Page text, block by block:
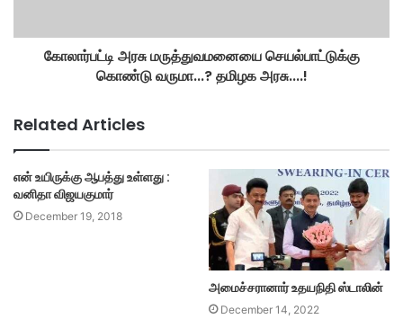
கோலார்பட்டி அரசு மருத்துவமனையை செயல்பாட்டுக்கு
கொண்டு வருமா...? தமிழக அரசு....!
Related Articles
என் உயிருக்கு ஆபத்து உள்ளது :
வனிதா விஜயகுமார்
December 19, 2018
அமைச்சரானார் உதயநிதி ஸ்டாலின்
December 14, 2022